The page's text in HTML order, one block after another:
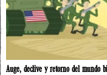
Auge, declive y retorno del mundo